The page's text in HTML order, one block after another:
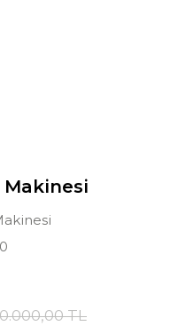
Makinesi
TL